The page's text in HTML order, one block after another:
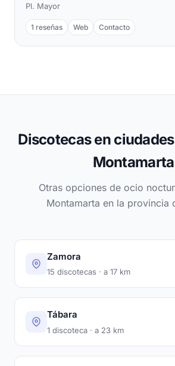
Pl. Mayor
1 reseñas Web Contacto
Discotecas en
Montamarta
Otras opciones de ocio
Montamarta en la provincia
Zamora
15 discotecas · a 17 km
Tábara
1 discoteca · a 23 km